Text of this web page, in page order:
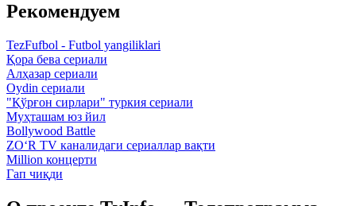
Рекомендуем
TezFufbol - Futbol yangiliklari
Қора бева сериали
Алҳазар сериали
Oydin сериали
"Қўрғон сирлари" туркия сериали
Муҳташам юз йил
Bollywood Battle
ZO‘R TV каналидаги сериаллар вақти
Million концерти
Гап чиқди